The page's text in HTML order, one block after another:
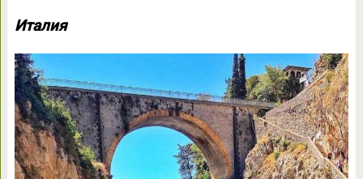
Италия